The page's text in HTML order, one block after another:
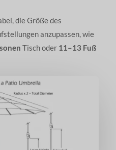
die Größe des
anzupassen, wie
Tisch oder 11–13 Fuß